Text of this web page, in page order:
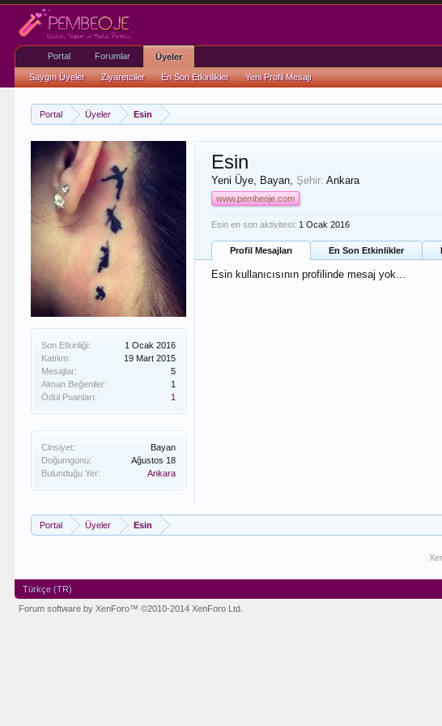
Portal Üyeler Esin
Son Etkinliği:
1 Ocak 2016
Katılım:
19 Mart 2015
Mesajlar:
5
Alınan Beğeniler:
1
Ödül Puanları:
1
Cinsiyet:
Bayan
Doğumgünü:
Ağustos 18
Bulunduğu Yer:
Ankara
Esin
Yeni Üye, Bayan, Şehir:Ankara
www.pembeoje.com
Esin en son aktivitesi: 1 Ocak 2016
Profil Mesajları En Son Etkinlikler
Esin kullanıcısının profilinde mesaj yok...
Portal Üyeler Esin
Portal Forumlar Üyeler
Saygın Üyeler Ziyaretciler En Son Etkinlikler Yeni Profil Mesajı
Türkçe (TR)
Forum software by XenForo™©2010-2014 XenForo Ltd.